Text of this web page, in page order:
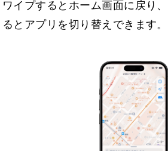
ワイプするとホーム画面に戻り
るとアプリを切り替えできます。